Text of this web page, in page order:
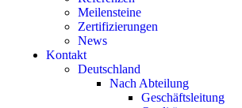
Meilensteine
Zertifizierungen
News
Kontakt
Deutschland
Nach Abteilung
Geschäftsleitung